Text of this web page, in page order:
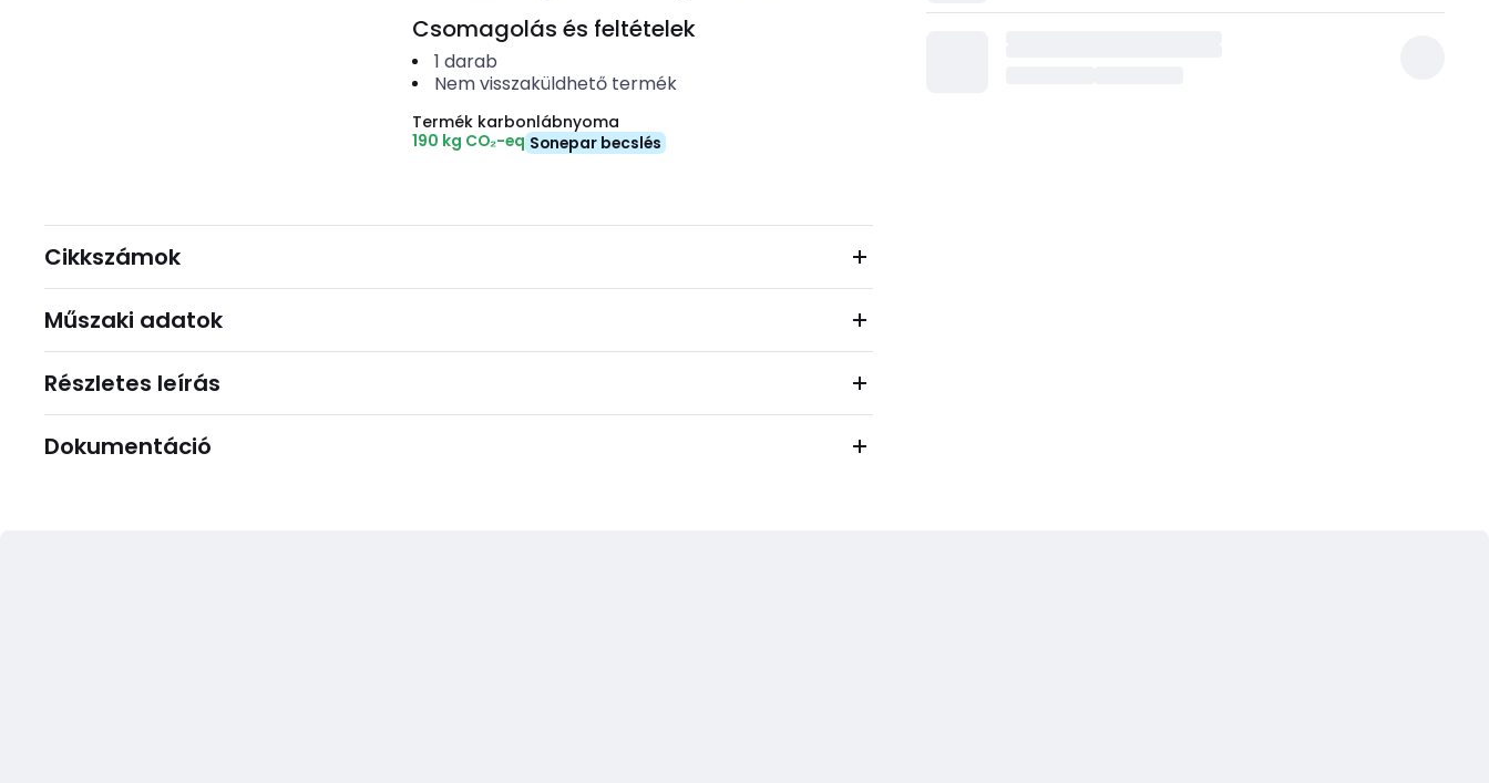
Csomagolás és feltételek
1 darab
Nem visszaküldhető termék
Termék karbonlábnyoma
190 kg CO₂-eq Sonepar becslés
Cikkszámok
Műszaki adatok
Részletes leírás
Dokumentáció